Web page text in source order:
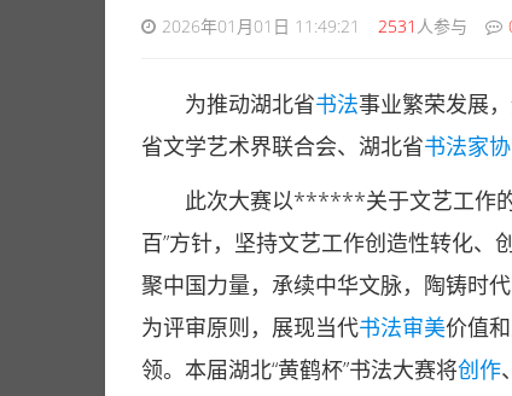
2026年01月01日 11:49:21 2531 人参与
为推动湖北省书法事业繁荣发展
省文学艺术界联合会、湖北省书法家
此次大赛以******关于文艺工作的
百”方针，坚持文艺工作创造性转化、
聚中国力量，承续中华文脉，陶铸时
为评审原则，展现当代书法审美价值
领。本届湖北“黄鹤杯”书法大赛将创作